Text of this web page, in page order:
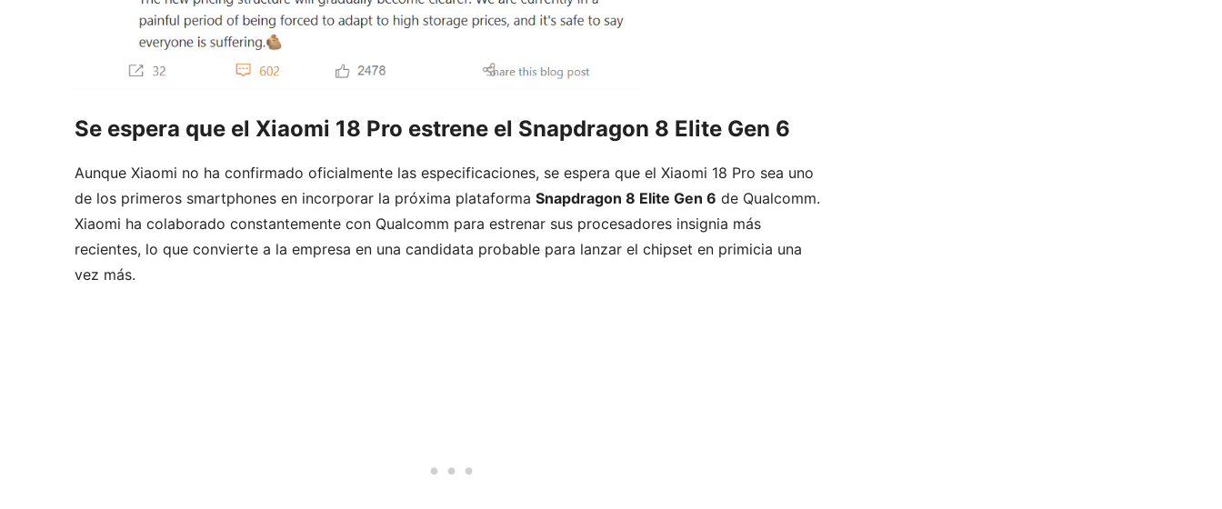
Se espera que el Xiaomi 18 Pro estrene el Snapdragon 8 Elite Gen 6
Aunque Xiaomi no ha confirmado oficialmente las especificaciones, se espera que el Xiaomi 18 Pro sea uno
de los primeros smartphones en incorporar la próxima plataforma Snapdragon 8 Elite Gen 6 de Qualcomm.
Xiaomi ha colaborado constantemente con Qualcomm para estrenar sus procesadores insignia más
recientes, lo que convierte a la empresa en una candidata probable para lanzar el chipset en primicia una
vez más.